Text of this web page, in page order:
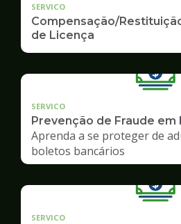
SERVICO
Compensação/
de Licença
SERVICO
Prevenção de Fraude em
Aprenda a se proteger de
boletos bancários
SERVICO